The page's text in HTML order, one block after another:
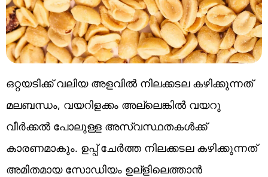
ഒറ്റയടിക്ക് വലിയ അളവിൽ നിലക്കടല കഴിക്കുന്നത്
മലബന്ധം, വയറിളക്കം അല്ലെങ്കിൽ വയറു
വീർക്കൽ പോലുള്ള അസ്വസ്ഥതകൾക്ക്
കാരണമാകും. ഉപ്പ് ചേർത്ത നിലക്കടല കഴിക്കുന്നത്
അമിതമായ സോഡിയം ഉല്ളിലെത്താൻ